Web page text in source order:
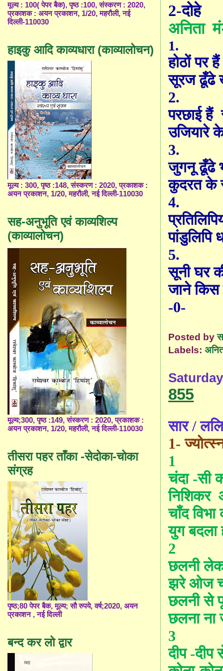
2-दोहे
अनिता
1.
होठों पर हैं
सूरज ढूँढे
2.
परछाई हैं
उजियारे
3.
जुगनू ढूँढे
कुदरत के
4.
पांडुलिपि
5.
सूनी घर
जाने किस
-0-
Posted by
Labels:
855
सार /
1-
1
चंदा -सी
निशिकर
चाँद
युग बदला
2
छलनी
झरे ओज
छलनी से
छलना ना
3
दीप -
मूल्य : 100( पेपर बैक), पृष्ठ :100, संस्करण : 2020,
प्रकाशक : अयन प्रकाशन, 1/20, महरौली, नई
दिल्ली-110030
हाइकु आदि काव्यधारा (काव्यालोचन)
मूल्य : 300, पृष्ठ :148, संस्करण : 2020, प्रकाशक :
अयन प्रकाशन, 1/20, महरौली, नई दिल्ली-110030
सह-अनुभूति एवं काव्यशिल्प
(काव्यालोचन)
मूल्य;300, पृष्ठ :149, संस्करण : 2020, प्रकाशक :
अयन प्रकाशन, 1/20, महरौली, नई दिल्ली-110030
तीसरा पहर ताँका -सेदोका-चोका
संग्रह
पृष्ठ;80 पेपर बैक, मूल्य; सौ रुपये, वर्ष;2020, अयन
प्रकाशन , नई दिल्ली
बन्द कर लो द्वार